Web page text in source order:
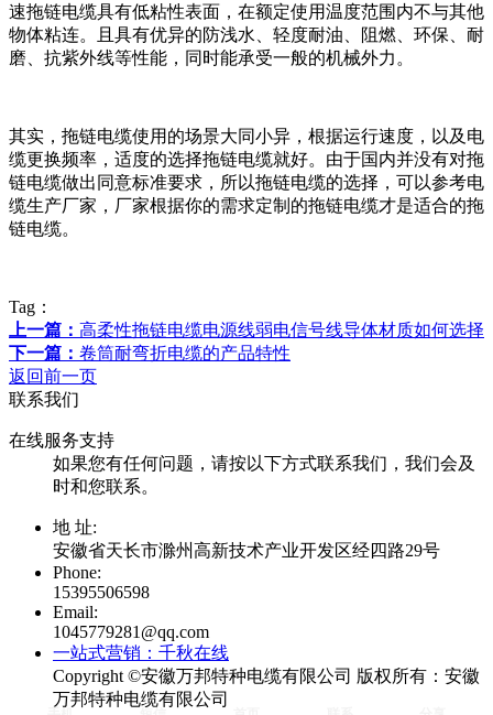
速拖链电缆具有低粘性表面，在额定使用温度范围内不与其他
物体粘连。且具有优异的防浅水、轻度耐油、阻燃、环保、耐
磨、抗紫外线等性能，同时能承受一般的机械外力。
其实，拖链电缆使用的场景大同小异，根据运行速度，以及电
缆更换频率，适度的选择拖链电缆就好。由于国内并没有对拖
链电缆做出同意标准要求，所以拖链电缆的选择，可以参考电
缆生产厂家，厂家根据你的需求定制的拖链电缆才是适合的拖
链电缆。
Tag：
上一篇： 高柔性拖链电缆电源线弱电信号线导体材质如何选择
下一篇： 卷筒耐弯折电缆的产品特性
返回前一页
联系我们
在线服务支持
如果您有任何问题，请按以下方式联系我们，我们会及
时和您联系。
地 址:
安徽省天长市滁州高新技术产业开发区经四路29号
Phone:
15395506598
Email:
1045779281@qq.com
一站式营销：千秋在线
Copyright ©安徽万邦特种电缆有限公司 版权所有： 安徽
万邦特种电缆有限公司